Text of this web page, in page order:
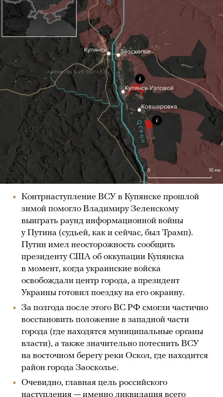
Контрнаступление ВСУ в Купянске прошлой
зимой помогло Владимиру Зеленскому
выиграть раунд информационной войны
у Путина (судьей, как и сейчас, был Трамп).
Путин имел неосторожность сообщить
президенту США об оккупации Купянска
в момент, когда украинские войска
освобождали центр города, а президент
Украины готовил поездку на его окраину.
За полгода после этого ВС РФ смогли частично
восстановить положение в западной части
города (где находятся муниципальные органы
власти), а также значительно потеснить ВСУ
на восточном берегу реки Оскол, где находится
район города Заосколье.
Очевидно, главная цель российского
наступления — именно ликвидация всего